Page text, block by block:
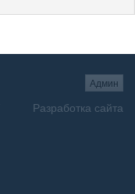
Админ
Разработка сайта